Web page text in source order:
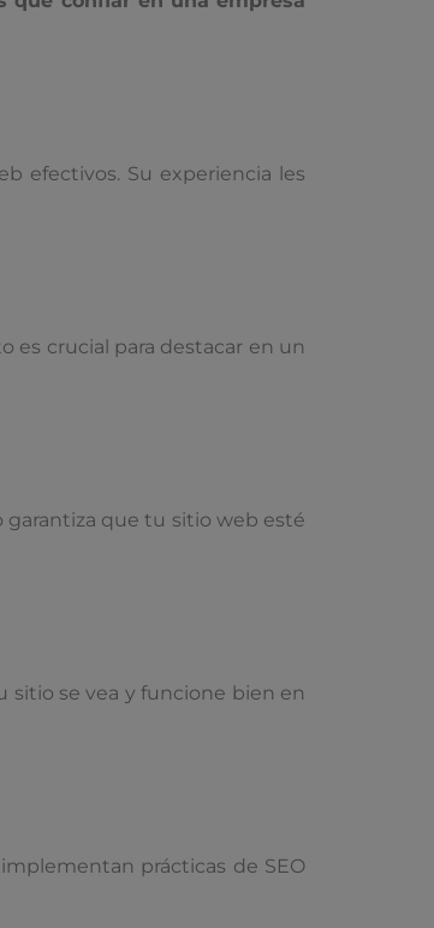
efectivos. Su experiencia les
es crucial para destacar en un
garantiza que tu sitio web esté
sitio se vea y funcione bien en
prácticas de SEO